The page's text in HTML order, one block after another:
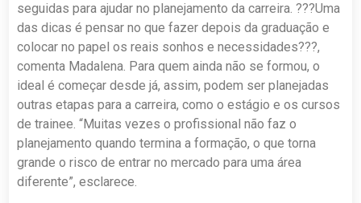
seguidas para ajudar no planejamento da carreira. ???Uma
das dicas é pensar no que fazer depois da graduação e
colocar no papel os reais sonhos e necessidades???,
comenta Madalena. Para quem ainda não se formou, o
ideal é começar desde já, assim, podem ser planejadas
outras etapas para a carreira, como o estágio e os cursos
de trainee. “Muitas vezes o profissional não faz o
planejamento quando termina a formação, o que torna
grande o risco de entrar no mercado para uma área
diferente”, esclarece.